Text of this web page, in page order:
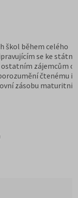
škol během celého
se ke státní
zájemcům o
čtenému i
zásobu